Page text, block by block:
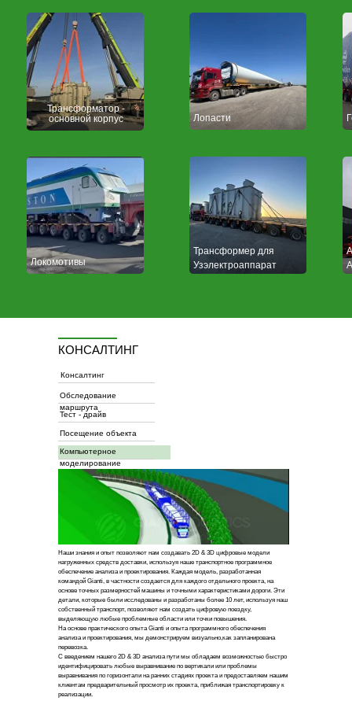
Трансформатор -
основной корпус
Лопасти
Локомотивы
Трансформер для
Узэлектроаппарат
КОНСАЛТИНГ
Консалтинг
Обследование
маршрута
Тест - драйв
Посещение объекта
Компьютерное
моделирование
Наши знания и опыт позволяют нам создавать 2D & 3D цифровые модели
нагруженных средств доставки, используя наше транспортное программное
обеспечение анализа и проектирования. Каждая модель, разработанная
командой Gianti, в частности создается для каждого отдельного проекта, на
основе точных размерностей машины и точными характеристиками дороги. Эти
детали, которые были исследованы и разработаны более 10 лет, используя наш
собственный транспорт, позволяют нам создать цифровую поездку,
выделяющую любые проблемные области или точки повышения.
На основе практического опыта Gianti и опыта программного обеспечения
анализа и проектирования, мы демонстрируем визуально,как запланирована
перевозка.
С введением нашего 2D & 3D анализа пути мы обладаем возможностью быстро
идентифицировать любые выравнивание по вертикали или проблемы
выравнивания по горизонтали на ранних стадиях проекта и предоставляем нашим
клиентам предварительный просмотр их проекта, приближая транспортировку к
реализации.